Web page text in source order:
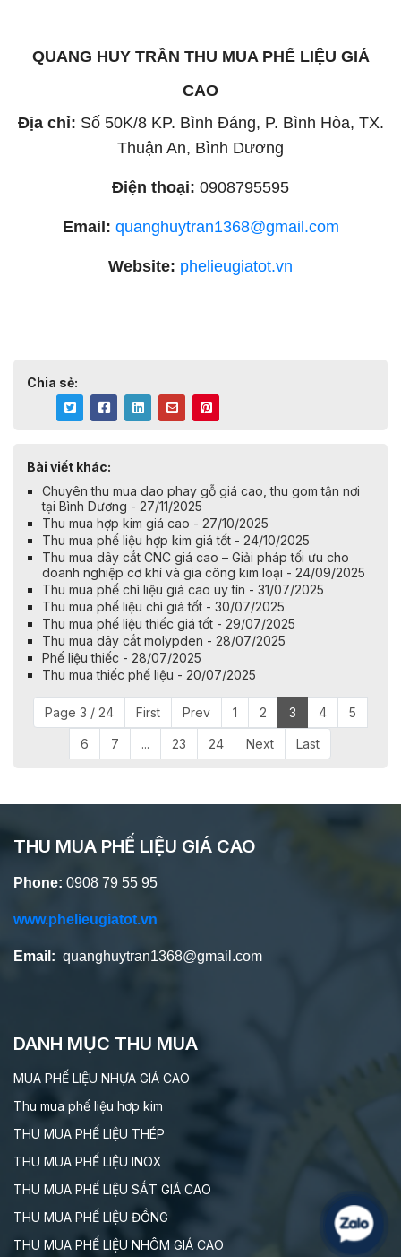
QUANG HUY TRẦN THU MUA PHẾ LIỆU GIÁ
CAO
Địa chỉ: Số 50K/8 KP. Bình Đáng, P. Bình Hòa, TX.
Thuận An, Bình Dương
Điện thoại: 0908795595
Email: quanghuytran1368@gmail.com
Website: phelieugiatot.vn
Chia sẻ:
Bài viết khác:
Chuyên thu mua dao phay gỗ giá cao, thu gom tận nơi
tại Bình Dương - 27/11/2025
Thu mua hợp kim giá cao - 27/10/2025
Thu mua phế liệu hợp kim giá tốt - 24/10/2025
Thu mua dây cắt CNC giá cao – Giải pháp tối ưu cho
doanh nghiệp cơ khí và gia công kim loại - 24/09/2025
Thu mua phế chì liệu giá cao uy tín - 31/07/2025
Thu mua phế liệu chì giá tốt - 30/07/2025
Thu mua phế liệu thiếc giá tốt - 29/07/2025
Thu mua dây cắt molypden - 28/07/2025
Phế liệu thiếc - 28/07/2025
Thu mua thiếc phế liệu - 20/07/2025
Page 3 / 24 First Prev 1 2 3 4 5
6 7 ... 23 24 Next Last
THU MUA PHẾ LIỆU GIÁ CAO
Phone: 0908 79 55 95
www.phelieugiatot.vn
Email: quanghuytran1368@gmail.com
DANH MỤC THU MUA
MUA PHẾ LIỆU NHỰA GIÁ CAO
Thu mua phế liệu hơp kim
THU MUA PHẾ LIỆU THÉP
THU MUA PHẾ LIỆU INOX
THU MUA PHẾ LIỆU SẮT GIÁ CAO
THU MUA PHẾ LIỆU ĐỒNG
THU MUA PHẾ LIỆU NHÔM GIÁ CAO